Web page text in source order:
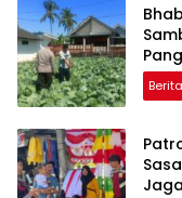
Berita